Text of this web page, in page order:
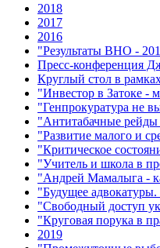
2018
2017
2016
"Результаты ВНО -
Пресс-конференция
Круглый стол в
"Инвестор в Затоке -
"Генпрокуратура не
"Антитабачные
"Развитие малого и
"Критическое
"Учитель и школа в
"Андрей Мамалыга -
"Будущее
"Свободный доступ
"Круговая порука в
2019